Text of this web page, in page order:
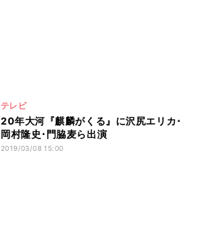
テレビ
20年大河『麒麟がくる』に沢尻エリカ･
岡村隆史･門脇麦ら出演
2019/03/08 15:00